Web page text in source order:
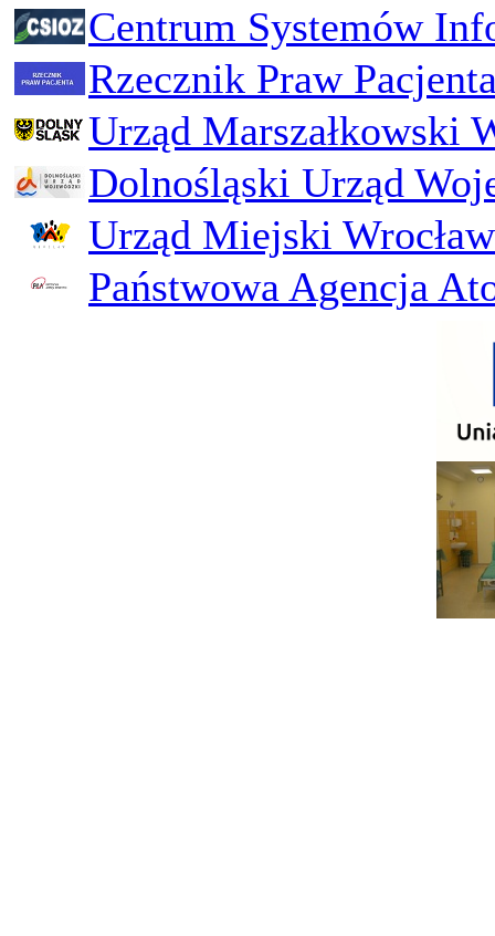
Centrum Systemów
Rzecznik Praw
Urząd Marszałkowski
Dolnośląski Urząd
Urząd Miejski
Państwowa Agencja